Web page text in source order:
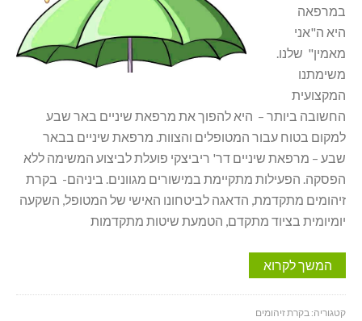
במרפאה
היא ה"אני
מאמין" שלנו.
משימתנו
המקצועית
החשובה ביותר – היא להפוך את מרפאת שיניים באר שבע
למקום בטוח עבור המטופלים והצוות. מרפאת שיניים בבאר
שבע – מרפאת שיניים דר' ריביצקי פועלת לביצוע המשימה ללא
הפסקה. הפעילות מתקיימת במישורים מגוונים. ביניהם- בקרת
זיהומים מתקדמת, הדאגה לביטחונו האישי של המטופל, השקעה
יומיומית בציוד מתקדם, הטמעת שיטות מתקדמות
המשך לקרוא
קטגוריה: בקרת זיהומים